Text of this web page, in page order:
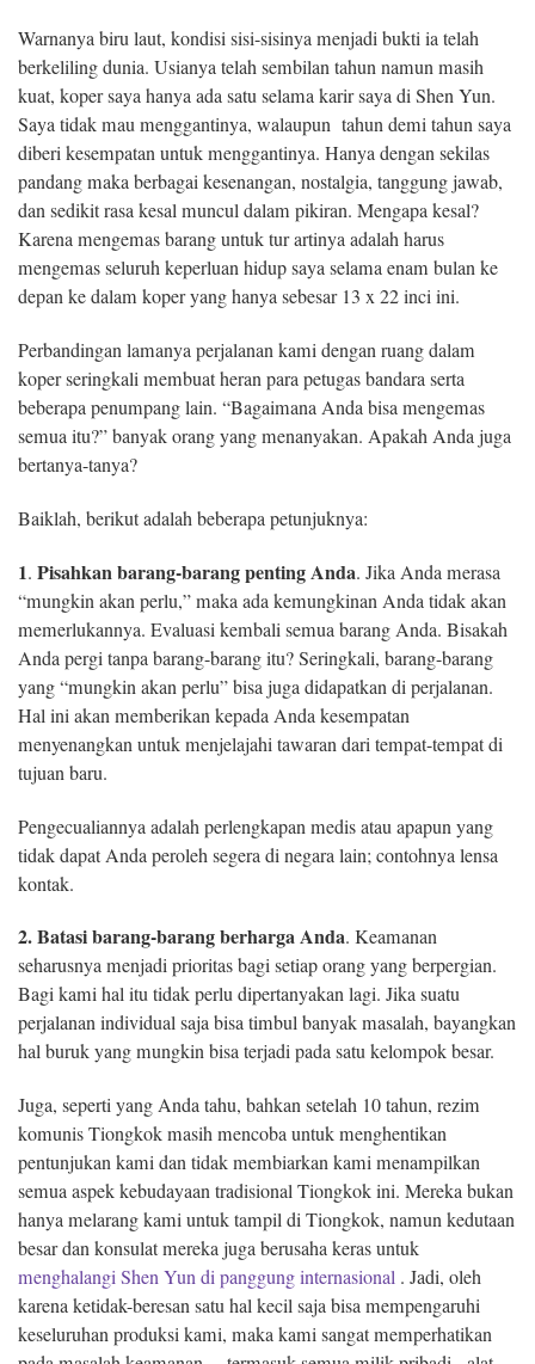
Warnanya biru laut, kondisi sisi-sisinya menjadi bukti ia telah
berkeliling dunia. Usianya telah sembilan tahun namun masih
kuat, koper saya hanya ada satu selama karir saya di Shen Yun.
Saya tidak mau menggantinya, walaupun tahun demi tahun saya
diberi kesempatan untuk menggantinya. Hanya dengan sekilas
pandang maka berbagai kesenangan, nostalgia, tanggung jawab,
dan sedikit rasa kesal muncul dalam pikiran. Mengapa kesal?
Karena mengemas barang untuk tur artinya adalah harus
mengemas seluruh keperluan hidup saya selama enam bulan ke
depan ke dalam koper yang hanya sebesar 13 x 22 inci ini.
Perbandingan lamanya perjalanan kami dengan ruang dalam
koper seringkali membuat heran para petugas bandara serta
beberapa penumpang lain. “Bagaimana Anda bisa mengemas
semua itu?” banyak orang yang menanyakan. Apakah Anda juga
bertanya-tanya?
Baiklah, berikut adalah beberapa petunjuknya:
1. Pisahkan barang-barang penting Anda. Jika Anda merasa
“mungkin akan perlu,” maka ada kemungkinan Anda tidak akan
memerlukannya. Evaluasi kembali semua barang Anda. Bisakah
Anda pergi tanpa barang-barang itu? Seringkali, barang-barang
yang “mungkin akan perlu” bisa juga didapatkan di perjalanan.
Hal ini akan memberikan kepada Anda kesempatan
menyenangkan untuk menjelajahi tawaran dari tempat-tempat di
tujuan baru.
Pengecualiannya adalah perlengkapan medis atau apapun yang
tidak dapat Anda peroleh segera di negara lain; contohnya lensa
kontak.
2. Batasi barang-barang berharga Anda. Keamanan
seharusnya menjadi prioritas bagi setiap orang yang berpergian.
Bagi kami hal itu tidak perlu dipertanyakan lagi. Jika suatu
perjalanan individual saja bisa timbul banyak masalah, bayangkan
hal buruk yang mungkin bisa terjadi pada satu kelompok besar.
Juga, seperti yang Anda tahu, bahkan setelah 10 tahun, rezim
komunis Tiongkok masih mencoba untuk menghentikan
pentunjukan kami dan tidak membiarkan kami menampilkan
semua aspek kebudayaan tradisional Tiongkok ini. Mereka bukan
hanya melarang kami untuk tampil di Tiongkok, namun kedutaan
besar dan konsulat mereka juga berusaha keras untuk
menghalangi Shen Yun di panggung internasional . Jadi, oleh
karena ketidak-beresan satu hal kecil saja bisa mempengaruhi
keseluruhan produksi kami, maka kami sangat memperhatikan